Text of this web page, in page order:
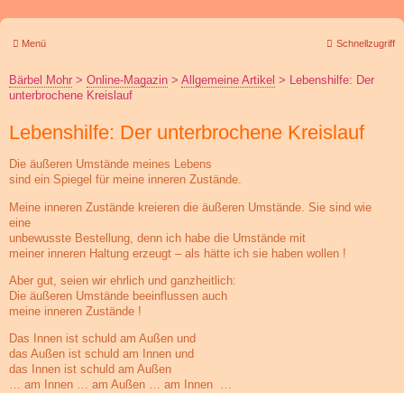
Menü Schnellzugriff
Bärbel Mohr > Online-Magazin > Allgemeine Artikel > Lebenshilfe: Der
unterbrochene Kreislauf
Lebenshilfe: Der unterbrochene Kreislauf
Die äußeren Umstände meines Lebens
sind ein Spiegel für meine inneren Zustände.
Meine inneren Zustände kreieren die äußeren Umstände. Sie sind wie
eine
unbewusste Bestellung, denn ich habe die Umstände mit
meiner inneren Haltung erzeugt – als hätte ich sie haben wollen !
Aber gut, seien wir ehrlich und ganzheitlich:
Die äußeren Umstände beeinflussen auch
meine inneren Zustände !
Das Innen ist schuld am Außen und
das Außen ist schuld am Innen und
das Innen ist schuld am Außen
… am Innen … am Außen … am Innen …